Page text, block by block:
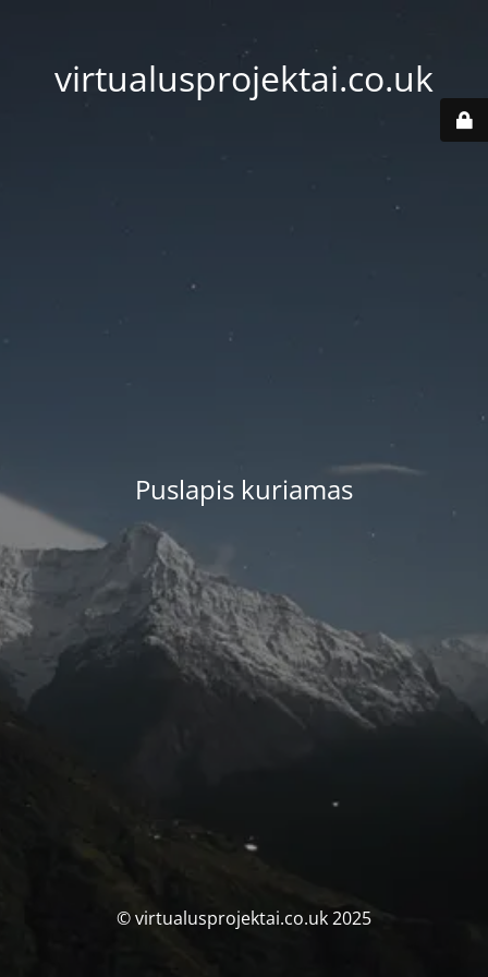
virtualusprojektai.co.uk
Puslapis kuriamas
© virtualusprojektai.co.uk 2025